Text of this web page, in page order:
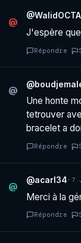
@
J'espère
Répondre
@
Une honte
tetrouver
bracelet a
Répondre
@
@acarl34 · 7
Merci à la
Répondre